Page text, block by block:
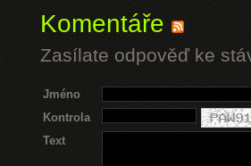
Komentáře
Zasílate odpověď ke
Jméno
Kontrola
Text